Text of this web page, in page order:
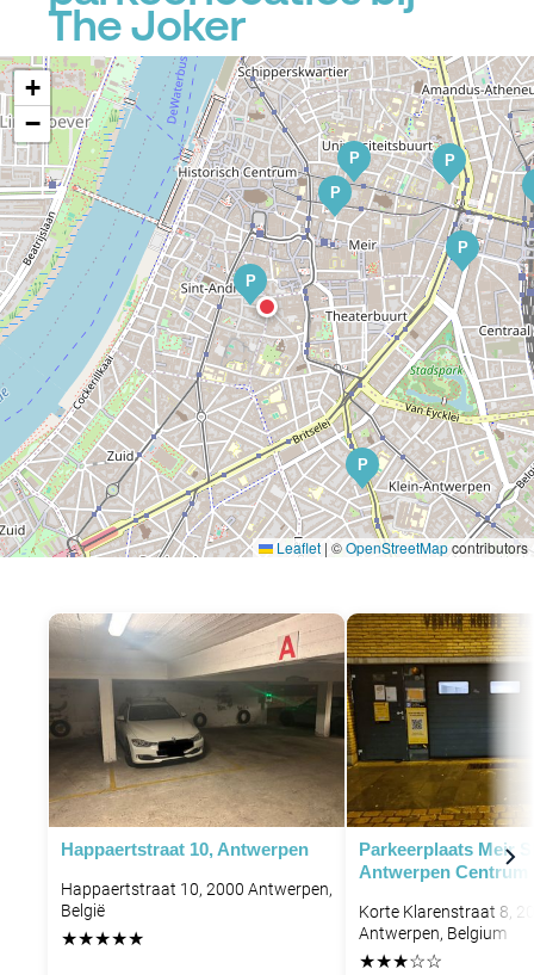
The Joker
P
P
P
P
P
P
+
−
Leaflet | ©OpenStreetMapcontributors
Happaertstraat 10, Antwerpen
Happaertstraat 10, 2000 Antwerpen,
België
★★★★★
Parkeerplaats Meir
Antwerpen Centrum
Korte Klarenstraat 8,
Antwerpen, Belgium
★★★☆☆